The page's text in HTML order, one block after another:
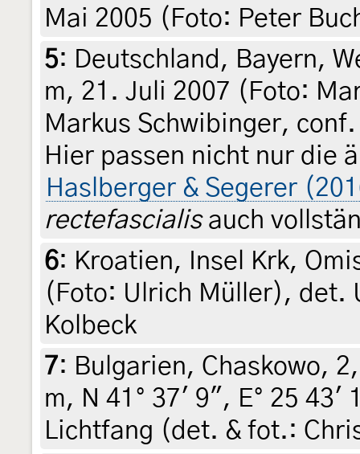
Mai 2005 (Foto: Peter
5: Deutschland, Bayern,
m, 21. Juli 2007 (Foto:
Markus Schwibinger,
Hier passen nicht nur die
Haslberger & Segerer
rectefascialisauch
6: Kroatien, Insel Krk,
(Foto: Ulrich Müller), det.
Kolbeck
7: Bulgarien, Chaskowo,
m, N 41° 37' 9", E° 25
Lichtfang (det. & fot.: